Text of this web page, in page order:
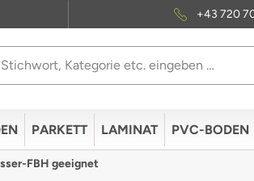
+43 720
PARKETT LAMINAT PVC-BODEN
FBH geeignet